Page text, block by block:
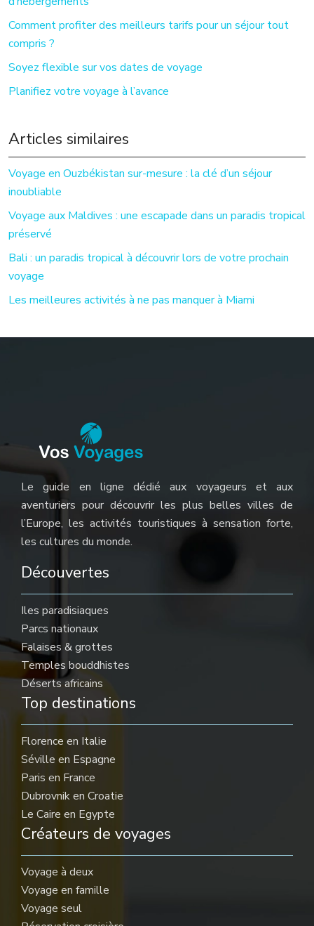
Comment profiter des meilleurs tarifs pour un séjour tout
compris ?
Soyez flexible sur vos dates de voyage
Planifiez votre voyage à l’avance
Articles similaires
Voyage en Ouzbékistan sur-mesure : la clé d’un séjour
inoubliable
Voyage aux Maldives : une escapade dans un paradis tropical
préservé
Bali : un paradis tropical à découvrir lors de votre prochain
voyage
Les meilleures activités à ne pas manquer à Miami
Le guide en ligne dédié aux voyageurs et aux
aventuriers pour découvrir les plus belles villes de
l’Europe, les activités touristiques à sensation forte,
les cultures du monde.
Découvertes
Iles paradisiaques
Parcs nationaux
Falaises & grottes
Temples bouddhistes
Déserts africains
Top destinations
Florence en Italie
Séville en Espagne
Paris en France
Dubrovnik en Croatie
Le Caire en Egypte
Créateurs de voyages
Voyage à deux
Voyage en famille
Voyage seul